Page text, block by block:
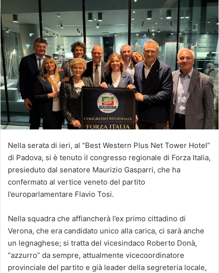
Nella serata di ieri, al “Best Western Plus Net Tower Hotel”
di Padova, si è tenuto il congresso regionale di Forza Italia,
presieduto dal senatore Maurizio Gasparri, che ha
confermato al vertice veneto del partito
l’europarlamentare Flavio Tosi.
Nella squadra che affiancherà l’ex primo cittadino di
Verona, che era candidato unico alla carica, ci sarà anche
un legnaghese; si tratta del vicesindaco Roberto Donà,
“azzurro” da sempre, attualmente vicecoordinatore
provinciale del partito e già leader della segreteria locale,